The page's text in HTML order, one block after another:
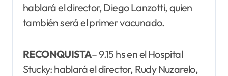
hablará el director, Diego Lanzotti, quien
también será el primer vacunado.
RECONQUISTA– 9.15 hs en el Hospital
Stucky: hablará el director, Rudy Nuzarelo,